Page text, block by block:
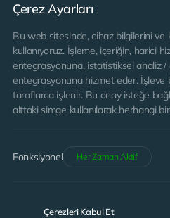
ediyorum.
Çerez Ayarları
Bu web sitesinde, cihaz bilgilerini ve
kullanıyoruz. İşleme, içeriğin, harici
entegrasyonuna, istatistiksel analiz /
entegrasyonuna hizmet eder. İşleve
taraflarca işlenir. Bu onay isteğe
alttaki simge kullanılarak herhangi
Fonksiyonel Her Zaman Aktif
Çerezleri Kabul Et